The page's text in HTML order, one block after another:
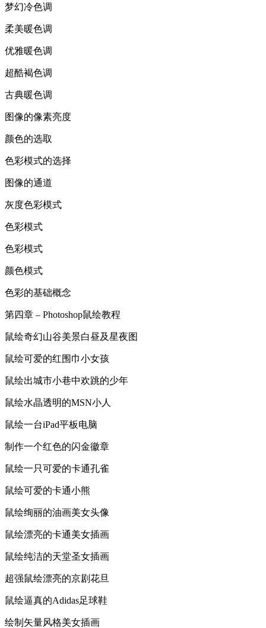
梦幻冷色调
柔美暖色调
优雅暖色调
超酷褐色调
古典暖色调
图像的像素亮度
颜色的选取
色彩模式的选择
图像的通道
灰度色彩模式
色彩模式
色彩模式
颜色模式
色彩的基础概念
第四章 – Photoshop鼠绘教程
鼠绘奇幻山谷美景白昼及星夜图
鼠绘可爱的红围巾小女孩
鼠绘出城市小巷中欢跳的少年
鼠绘水晶透明的MSN小人
鼠绘一台iPad平板电脑
制作一个红色的闪金徽章
鼠绘一只可爱的卡通孔雀
鼠绘可爱的卡通小熊
鼠绘绚丽的油画美女头像
鼠绘漂亮的卡通美女插画
鼠绘纯洁的天堂圣女插画
超强鼠绘漂亮的京剧花旦
鼠绘逼真的Adidas足球鞋
绘制矢量风格美女插画